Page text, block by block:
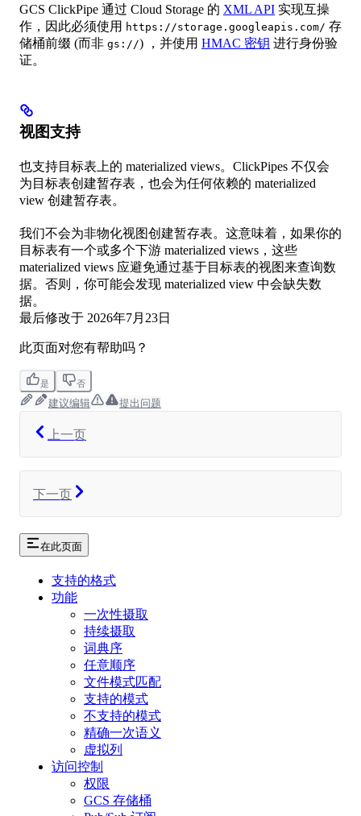
GCS ClickPipe 通过 Cloud Storage 的 XML API 实现互操
作，因此必须使用 https://storage.googleapis.com/ 存
储桶前缀 (而非 gs://) ，并使用 HMAC 密钥 进行身份验
证。
视图支持
也支持目标表上的 materialized views。ClickPipes 不仅会
为目标表创建暂存表，也会为任何依赖的 materialized
view 创建暂存表。
我们不会为非物化视图创建暂存表。这意味着，如果你的
目标表有一个或多个下游 materialized views，这些
materialized views 应避免通过基于目标表的视图来查询数
据。否则，你可能会发现 materialized view 中会缺失数
据。
最后修改于 2026年7月23日
此页面对您有帮助吗？
是 否
建议编辑 提出问题
上一页
下一页
在此页面
支持的格式
功能
一次性摄取
持续摄取
词典序
任意顺序
文件模式匹配
支持的模式
不支持的模式
精确一次语义
虚拟列
访问控制
权限
GCS 存储桶